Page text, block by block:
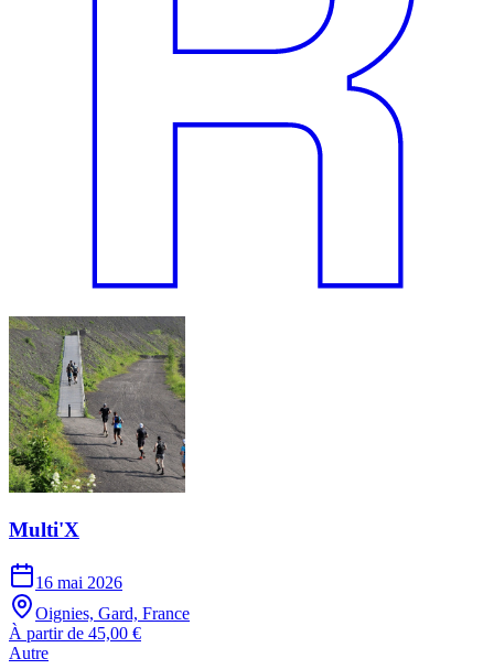
Multi'X
16 mai 2026
Oignies, Gard, France
À partir de 45,00 €
Autre